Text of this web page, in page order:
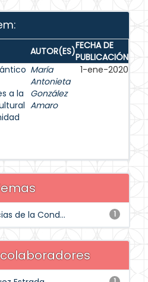
AUTOR(ES)FECHA DE
PUBLICACIÓN
a la
María
Antonieta
González
Amaro
1-ene-2020
1
de la Cond...